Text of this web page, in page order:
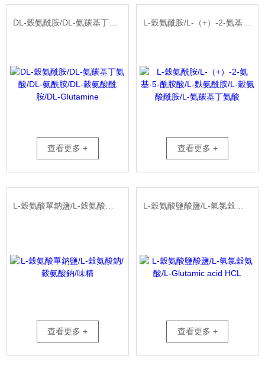
查看更多 +
L-穀氨酰胺/L-（+）-2-氨基-5-酰胺酸/L-麩氨酰胺/L-穀氨酸酰胺/L-氨羰基丁氨酸
查看更多 +
查看更多 +
L-穀氨酸鹽酸鹽/L-氫氯穀氨酸/L-Glutamic acid HCL
查看更多 +